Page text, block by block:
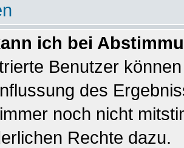
ich bei
Benutzer
des
noch nicht
Rechte dazu.